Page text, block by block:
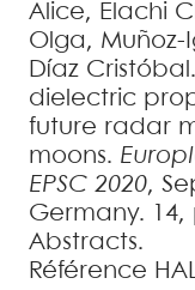
Alice, Elachi
Olga, Muñoz-
Díaz Cristóbal .
dielectric
future radar
moons.
EPSC 2020,
Germany. 14,
Abstracts.
Référence